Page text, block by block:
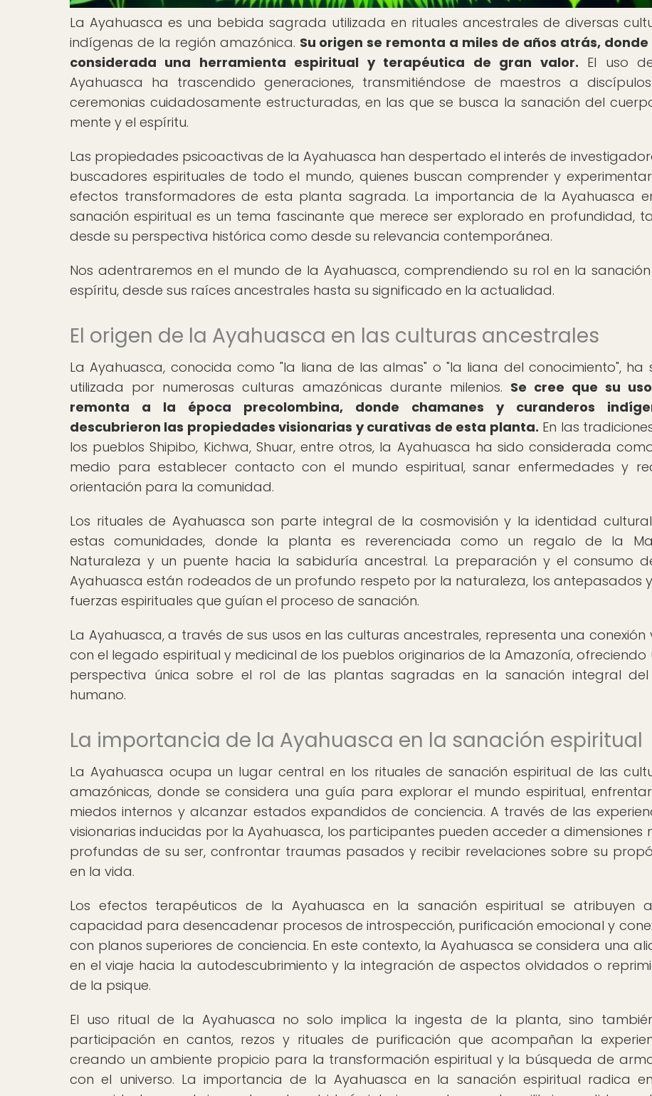
La Ayahuasca es una bebida sagrada utilizada en rituales ancestrales de diversas
indígenas de la región amazónica. Su origen se remonta a miles de años atrás, donde
considerada una herramienta espiritual y terapéutica de gran valor. El uso
Ayahuasca ha trascendido generaciones, transmitiéndose de maestros a
ceremonias cuidadosamente estructuradas, en las que se busca la sanación del
mente y el espíritu.
Las propiedades psicoactivas de la Ayahuasca han despertado el interés de
buscadores espirituales de todo el mundo, quienes buscan comprender y
efectos transformadores de esta planta sagrada. La importancia de la Ayahuasca
sanación espiritual es un tema fascinante que merece ser explorado en profundidad,
desde su perspectiva histórica como desde su relevancia contemporánea.
Nos adentraremos en el mundo de la Ayahuasca, comprendiendo su rol en la
espíritu, desde sus raíces ancestrales hasta su significado en la actualidad.
El origen de la Ayahuasca en las culturas ancestrales
La Ayahuasca, conocida como "la liana de las almas" o "la liana del conocimiento", ha
utilizada por numerosas culturas amazónicas durante milenios. Se cree que su
remonta a la época precolombina, donde chamanes y curanderos
descubrieron las propiedades visionarias y curativas de esta planta. En las
los pueblos Shipibo, Kichwa, Shuar, entre otros, la Ayahuasca ha sido considerada
medio para establecer contacto con el mundo espiritual, sanar enfermedades y
orientación para la comunidad.
Los rituales de Ayahuasca son parte integral de la cosmovisión y la identidad
estas comunidades, donde la planta es reverenciada como un regalo de la
Naturaleza y un puente hacia la sabiduría ancestral. La preparación y el consumo
Ayahuasca están rodeados de un profundo respeto por la naturaleza, los antepasados
fuerzas espirituales que guían el proceso de sanación.
La Ayahuasca, a través de sus usos en las culturas ancestrales, representa una conexión
con el legado espiritual y medicinal de los pueblos originarios de la Amazonía, ofreciendo
perspectiva única sobre el rol de las plantas sagradas en la sanación integral del
humano.
La importancia de la Ayahuasca en la sanación espiritual
La Ayahuasca ocupa un lugar central en los rituales de sanación espiritual de las
amazónicas, donde se considera una guía para explorar el mundo espiritual,
miedos internos y alcanzar estados expandidos de conciencia. A través de las
visionarias inducidas por la Ayahuasca, los participantes pueden acceder a dimensiones
profundas de su ser, confrontar traumas pasados y recibir revelaciones sobre su
en la vida.
Los efectos terapéuticos de la Ayahuasca en la sanación espiritual se atribuyen
capacidad para desencadenar procesos de introspección, purificación emocional y
con planos superiores de conciencia. En este contexto, la Ayahuasca se considera una
en el viaje hacia la autodescubrimiento y la integración de aspectos olvidados o
de la psique.
El uso ritual de la Ayahuasca no solo implica la ingesta de la planta, sino
participación en cantos, rezos y rituales de purificación que acompañan la
creando un ambiente propicio para la transformación espiritual y la búsqueda de
con el universo. La importancia de la Ayahuasca en la sanación espiritual radica